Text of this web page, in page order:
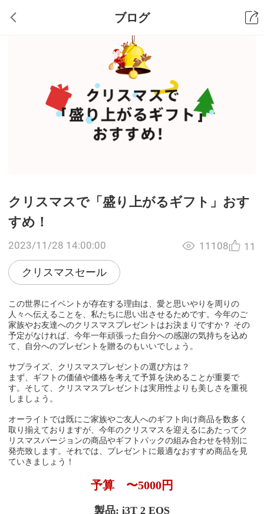
ブログ
クリスマスで「盛り上がるギフト」おす
すめ！
2023/11/28 14:00:00
クリスマスセール
11108 11
この世界にイベントが存在する理由は、愛と思いやりを周りの
人々へ伝えることを、私たちに思い出させるためです。今年のご
家族やお友達へのクリスマスプレゼントはお決まりですか？ その
予定がなければ、今年一年頑張った自分への感謝の気持ちを込め
て、自分へのプレゼントを贈るのもいいでしょう。
サプライズ、クリスマスプレゼントの選び方は？
まず、ギフトの価値や価格を考えて予算を決めることが重要で
す。そして、クリスマスプレゼントは実用性よりも美しさを重視
しましょう。
オーライトでは既にご家族やご友人へのギフト向け商品を数多く
取り揃えておりますが、今年のクリスマスを迎えるにあたってク
リスマスバージョンの商品やギフトパックの組み合わせを特別に
発売致します。それでは、プレゼントに最適なおすすめ商品を見
ていきましょう！
予算 〜5000円
製品: i3T 2 EOS